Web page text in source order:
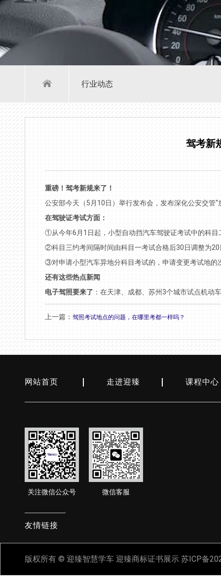
行业动态
驾考新
重磅！驾考新规来了！
公安部今天（5月10日）举行发布会，发布深化公安交管
在驾驶证考试方面：
①从今年6月1日起，小型自动挡汽车驾驶证考试中的科目
②科目三约考间隔时间由科目一考试合格后30日调整为
③对申请小型汽车异地分科目考试的，申请变更考试地的
还有这些热点新闻
电子驾照要来了 ：在天津、成都、苏州3个城市试点机动
上一篇： 驾照考试地点的问题，在哪里考都一样吗？
网站首页 走进迎臻 课程中心
关注微信公众号 微信客服
友情链接
版权所有 © 迎臻智慧学车 迎臻商标证书展示 苏ICP备